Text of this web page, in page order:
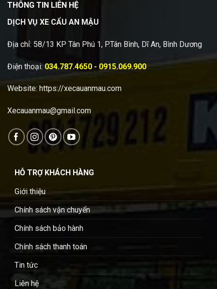
THÔNG TIN LIÊN HỆ
DỊCH VỤ XE CẨU AN MẬU
Địa chỉ: 58/13 KP Tân Phú 1, P.Tân Bình, Dĩ An, Bình Dương
Điện thoại: 034.787.4650 - 0915.069.900
Website: https://xecauanmau.com
Xecauanmau@gmail.com
HỖ TRỢ KHÁCH HÀNG
Giới thiệu
Chính sách vận chuyển
Chính sách bảo hành
Chính sách thanh toán
Tin tức
Liên hệ